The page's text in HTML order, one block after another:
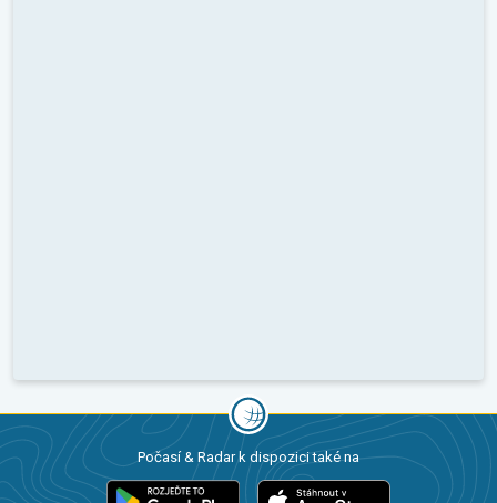
Počasí & Radar k dispozici také na